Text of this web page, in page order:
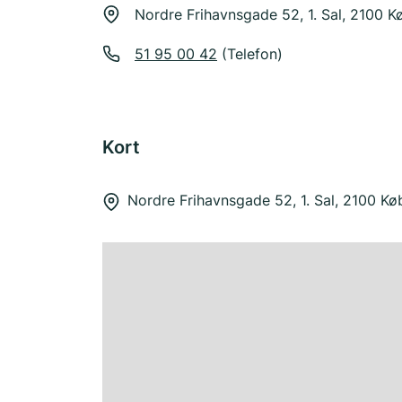
Nordre Frihavnsgade 52, 1. Sal, 2100
51 95 00 42 (Telefon)
Kort
Nordre Frihavnsgade 52, 1. Sal, 2100